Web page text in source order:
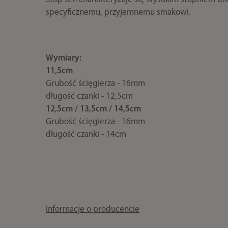
specyficznemu, przyjemnemu smakowi.
Wymiary:
11,5cm
Grubość ścięgierza - 16mm
długość czanki - 12,5cm
12,5cm / 13,5cm / 14,5cm
Grubość ścięgierza - 16mm
długość czanki - 14cm
Informacje o producencie